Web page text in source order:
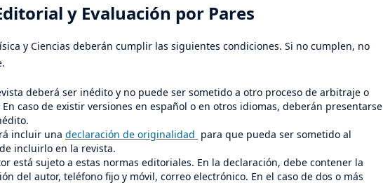
y Evaluación por Pares
y Ciencias deberán cumplir las siguientes condiciones. Si no cumplen, no
deberá ser inédito y no puede ser sometido a otro proceso de arbitraje o
caso de existir versiones en español o en otros idiomas, deberán presentarse
incluir una declaración de originalidad para que pueda ser sometido al
incluirlo en la revista.
está sujeto a estas normas editoriales. En la declaración, debe contener la
del autor, teléfono fijo y móvil, correo electrónico. En el caso de dos o más